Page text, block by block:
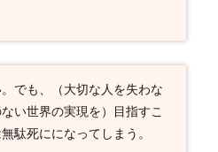
でも、（大切な人を失わな
い世界の実現を）目指すこ
駄死にになってしまう。